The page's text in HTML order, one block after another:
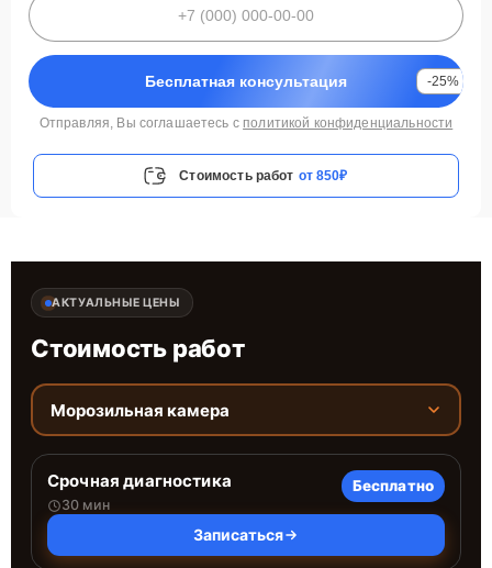
Бесплатная консультация -25%
Отправляя, Вы соглашаетесь с политикой конфиденциальности
Стоимость работ от 850₽
АКТУАЛЬНЫЕ ЦЕНЫ
Стоимость работ
Морозильная камера
Срочная диагностика
30 мин
Бесплатно
Записаться